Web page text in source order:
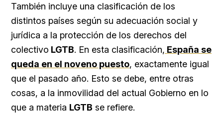
También incluye una clasificación de los
distintos países según su adecuación social y
jurídica a la protección de los derechos del
colectivo LGTB. En esta clasificación, España se
queda en el noveno puesto, exactamente igual
que el pasado año. Esto se debe, entre otras
cosas, a la inmovilidad del actual Gobierno en lo
que a materia LGTB se refiere.